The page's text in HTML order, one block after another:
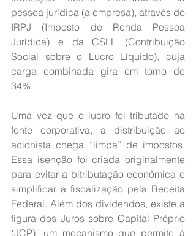
pessoa jurídica (a empresa), através do
IRPJ (Imposto de Renda Pessoa
Jurídica) e da CSLL (Contribuição
Social sobre o Lucro Líquido), cuja
carga combinada gira em torno de
34%.
Uma vez que o lucro foi tributado na
fonte corporativa, a distribuição ao
acionista chega “limpa” de impostos.
Essa isenção foi criada originalmente
para evitar a bitributação econômica e
simplificar a fiscalização pela Receita
Federal. Além dos dividendos, existe a
figura dos Juros sobre Capital Próprio
(JCP), um mecanismo que permite à